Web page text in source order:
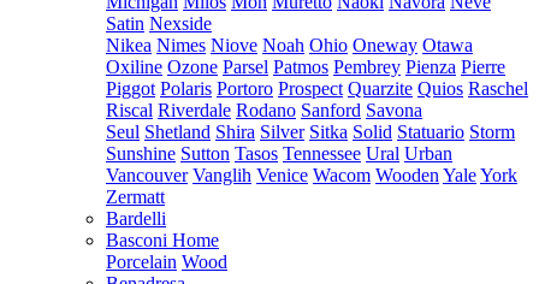
Satin Nexside
Nikea Nimes Niove Noah Ohio Oneway Otawa
Oxiline Ozone Parsel Patmos Pembrey Pienza Pierre
Piggot Polaris Portoro Prospect Quarzite Quios Raschel
Riscal Riverdale Rodano Sanford Savona
Seul Shetland Shira Silver Sitka Solid Statuario Storm
Sunshine Sutton Tasos Tennessee Ural Urban
Vancouver Vanglih Venice Wacom Wooden YaleYork
Zermatt
Bardelli
Basconi Home
Porcelain Wood